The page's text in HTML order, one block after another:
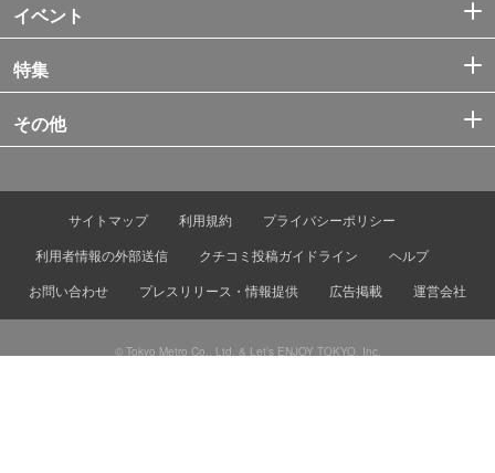
イベント
特集
その他
サイトマップ 利用規約
プライバシーポリシー
利用者情報の外部送信
クチコミ投稿ガイドライン
ヘルプ
お問い合わせ
プレスリリース・情報提供 広告掲載 運営会社
© Tokyo Metro Co., Ltd. & Let’s ENJOY TOKYO, Inc.